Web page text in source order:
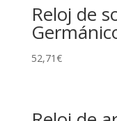
Reloj de
52,71€